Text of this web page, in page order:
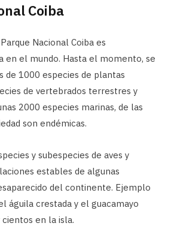
Coiba
Nacional Coiba es
en el mundo. Hasta el momento, se
de 1000 especies de plantas
de vertebrados terrestres y
2000 especies marinas, de las
son endémicas.
y subespecies de aves y
estables de algunas
del continente. Ejemplo
águila crestada y el guacamayo
en la isla.